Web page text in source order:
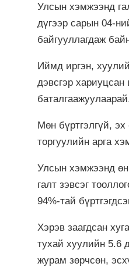
Улсын хэмжээнд
дүгээр сарын 04-
байгууллагдаж
Иймд иргэн,
дэвсгэр хариуцсан
Мөн бүртгэлгүй,
торгуулийн арга
Улсын хэмжээнд
галт зэвсэг
94%-тай
Хэрэв заагдсан
тухай хуулийн 5.6
журам зөрчсөн,